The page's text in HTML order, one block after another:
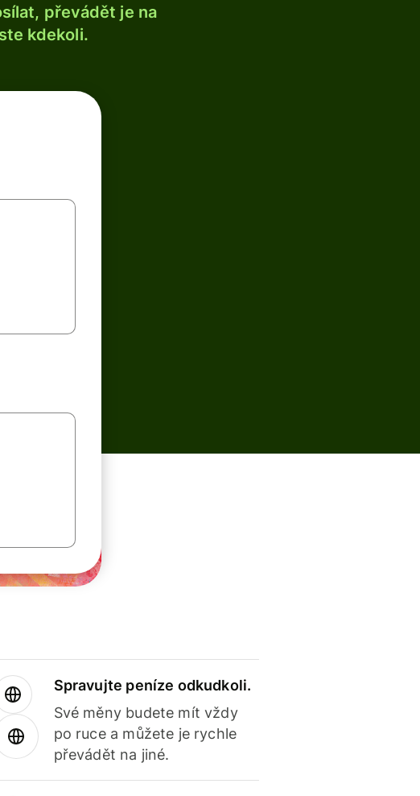
převádět je na
kdekoli.
Spravujte peníze odkudkoli.
Své měny budete mít vždy
po ruce a můžete je rychle
převádět na jiné.